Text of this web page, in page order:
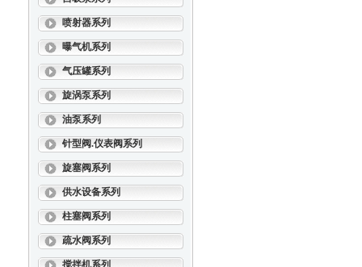
喷射器系列
曝气机系列
气压罐系列
旋涡泵系列
油泵系列
针型阀.仪表阀系列
旋塞阀系列
供水设备系列
柱塞阀系列
疏水阀系列
搅拌机系列